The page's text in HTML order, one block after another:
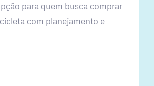
para quem busca comprar
com planejamento e